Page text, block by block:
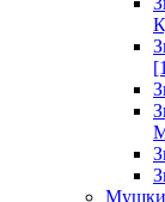
Мушки